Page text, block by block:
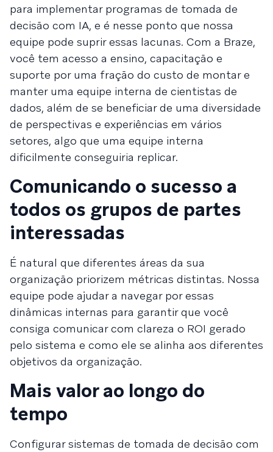
para implementar programas de tomada de
decisão com IA, e é nesse ponto que nossa
equipe pode suprir essas lacunas. Com a Braze,
você tem acesso a ensino, capacitação e
suporte por uma fração do custo de montar e
manter uma equipe interna de cientistas de
dados, além de se beneficiar de uma diversidade
de perspectivas e experiências em vários
setores, algo que uma equipe interna
dificilmente conseguiria replicar.
Comunicando o sucesso a
todos os grupos de partes
interessadas
É natural que diferentes áreas da sua
organização priorizem métricas distintas. Nossa
equipe pode ajudar a navegar por essas
dinâmicas internas para garantir que você
consiga comunicar com clareza o ROI gerado
pelo sistema e como ele se alinha aos diferentes
objetivos da organização.
Mais valor ao longo do
tempo
Configurar sistemas de tomada de decisão com